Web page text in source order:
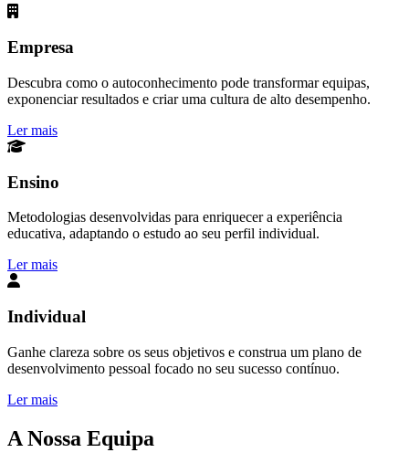
Empresa
Descubra como o autoconhecimento pode transformar equipas,
exponenciar resultados e criar uma cultura de alto desempenho.
Ler mais
Ensino
Metodologias desenvolvidas para enriquecer a experiência
educativa, adaptando o estudo ao seu perfil individual.
Ler mais
Individual
Ganhe clareza sobre os seus objetivos e construa um plano de
desenvolvimento pessoal focado no seu sucesso contínuo.
Ler mais
A Nossa Equipa